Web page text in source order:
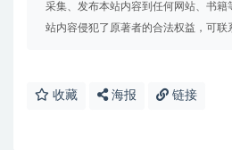
采集、发布本站内容到任何网站、书籍
站内容侵犯了原著者的合法权益，可联
收藏 海报 链接